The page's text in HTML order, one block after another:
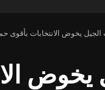
يخوض الانتخابات بأقوى